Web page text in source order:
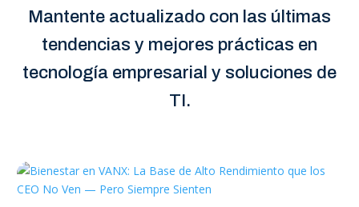
Mantente actualizado con las últimas
tendencias y mejores prácticas en
tecnología empresarial y soluciones de
TI.